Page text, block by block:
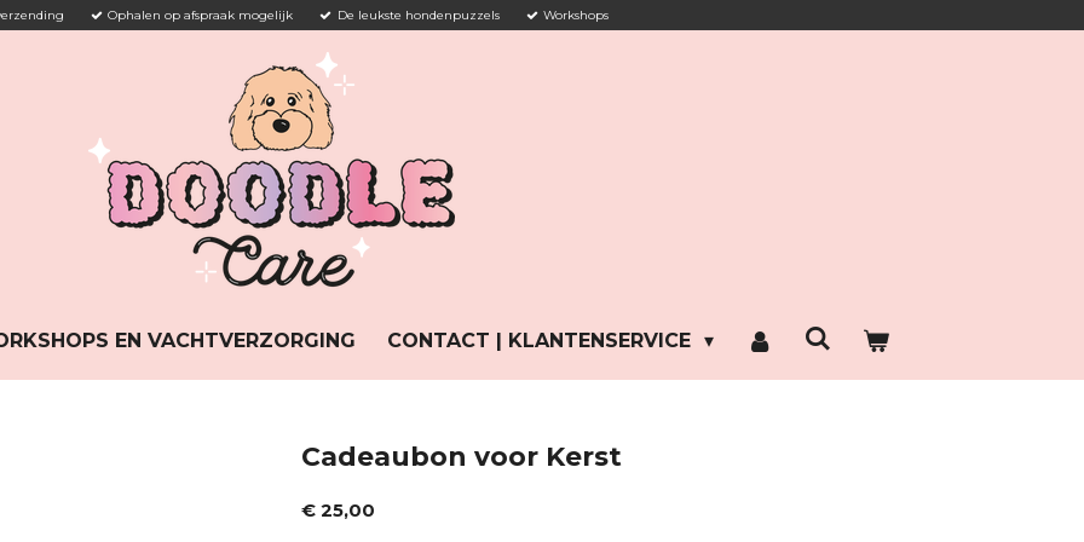
Ophalen op afspraak mogelijk De leukste hondenpuzzels Workshops
EN VACHTVERZORGING CONTACT | KLANTENSERVICE
Cadeaubon voor Kerst
€ 25,00